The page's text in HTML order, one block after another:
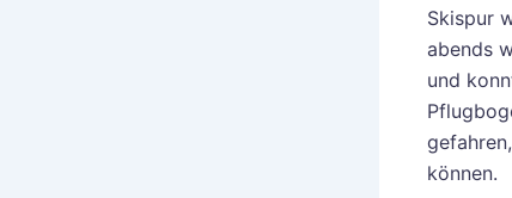
Skispur
abends
und
können.